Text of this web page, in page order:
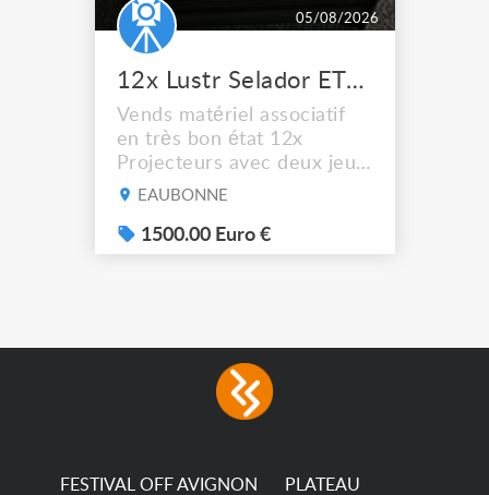
05/08/2026
12x Lustr Selador ETC Led 7x colors filtres
Vends matériel associatif
en très bon état 12x
Projecteurs avec deux jeux
de filtre filtre Lustr Selador
system – seven colour
LEDs providing the
consumption The
permanence of a 50,000-
EAUBONNE
1500.00 Euro €
FESTIVAL OFF AVIGNON PLATEAU